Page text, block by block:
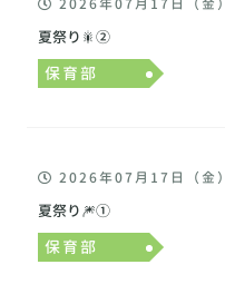
2026年07月17日（金）
夏祭り🎇②
保育部
2026年07月17日（金）
夏祭り🎆①
保育部